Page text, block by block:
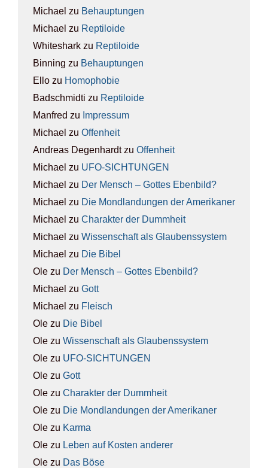
Michael zu Behaup­tun­gen
Michael zu Rep­ti­lo­ide
Whiteshark zu Rep­ti­lo­ide
Binning zu Behaup­tun­gen
Ello zu Homo­pho­bie
Badschmidti zu Rep­ti­lo­ide
Manfred zu Impres­sum
Michael zu Offen­heit
Andreas Degenhardtzu Offen­heit
Michael zu UFO-SICH­TUN­GEN
Michael zu Der Mensch – Got­tes Eben­bild?
Michael zu Die Mond­lan­dun­gen der Ame­ri­ka­ner
Michael zu Cha­rak­ter der Dumm­heit
Michael zu Wis­sen­schaft als Glau­bens­sys­tem
Michael zu Die Bibel
Ole zu Der Mensch – Got­tes Eben­bild?
Michael zu Gott
Michael zu Fleisch
Ole zu Die Bibel
Ole zu Wis­sen­schaft als Glau­bens­sys­tem
Ole zu UFO-SICH­TUN­GEN
Ole zu Gott
Ole zu Cha­rak­ter der Dumm­heit
Ole zu Die Mond­lan­dun­gen der Ame­ri­ka­ner
Ole zu Kar­ma
Ole zu Leben auf Kos­ten ande­rer
Ole zu Das Böse